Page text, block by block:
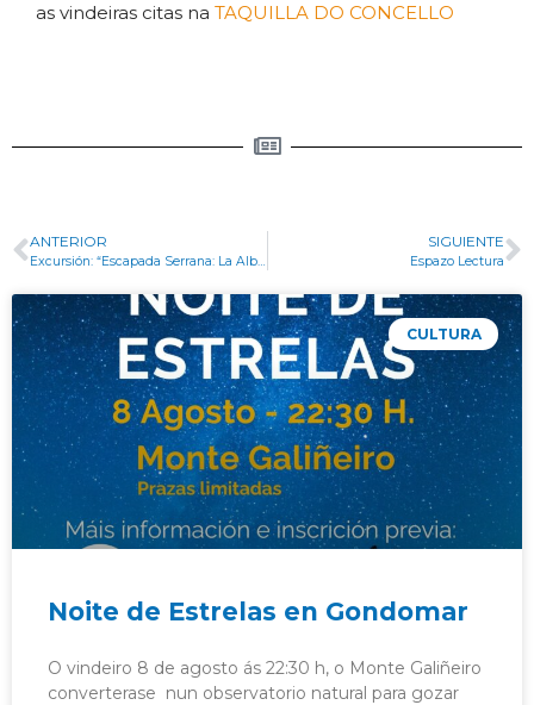
as vindeiras citas na TAQUILLA DO CONCELLO
ANTERIOR
Excursión: “Escapada Serrana: La Alberca, Ciudad Rodrígo e Salamanca”
SIGUIENTE
Espazo Lectura
CULTURA
Noite de Estrelas en Gondomar
O vindeiro 8 de agosto ás 22:30 h, o Monte Galiñeiro
converterase nun observatorio natural para gozar